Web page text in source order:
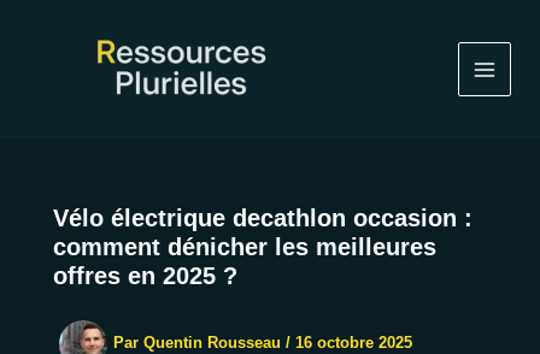
Vélo électrique decathlon occasion :
comment dénicher les meilleures
offres en 2025 ?
Par Quentin Rousseau / 16 octobre 2025